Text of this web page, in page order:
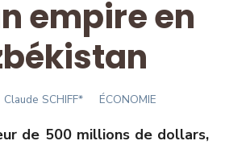
empire en
Author
Claude SCHIFF* ÉCONOMIE
de 500 millions de dollars,